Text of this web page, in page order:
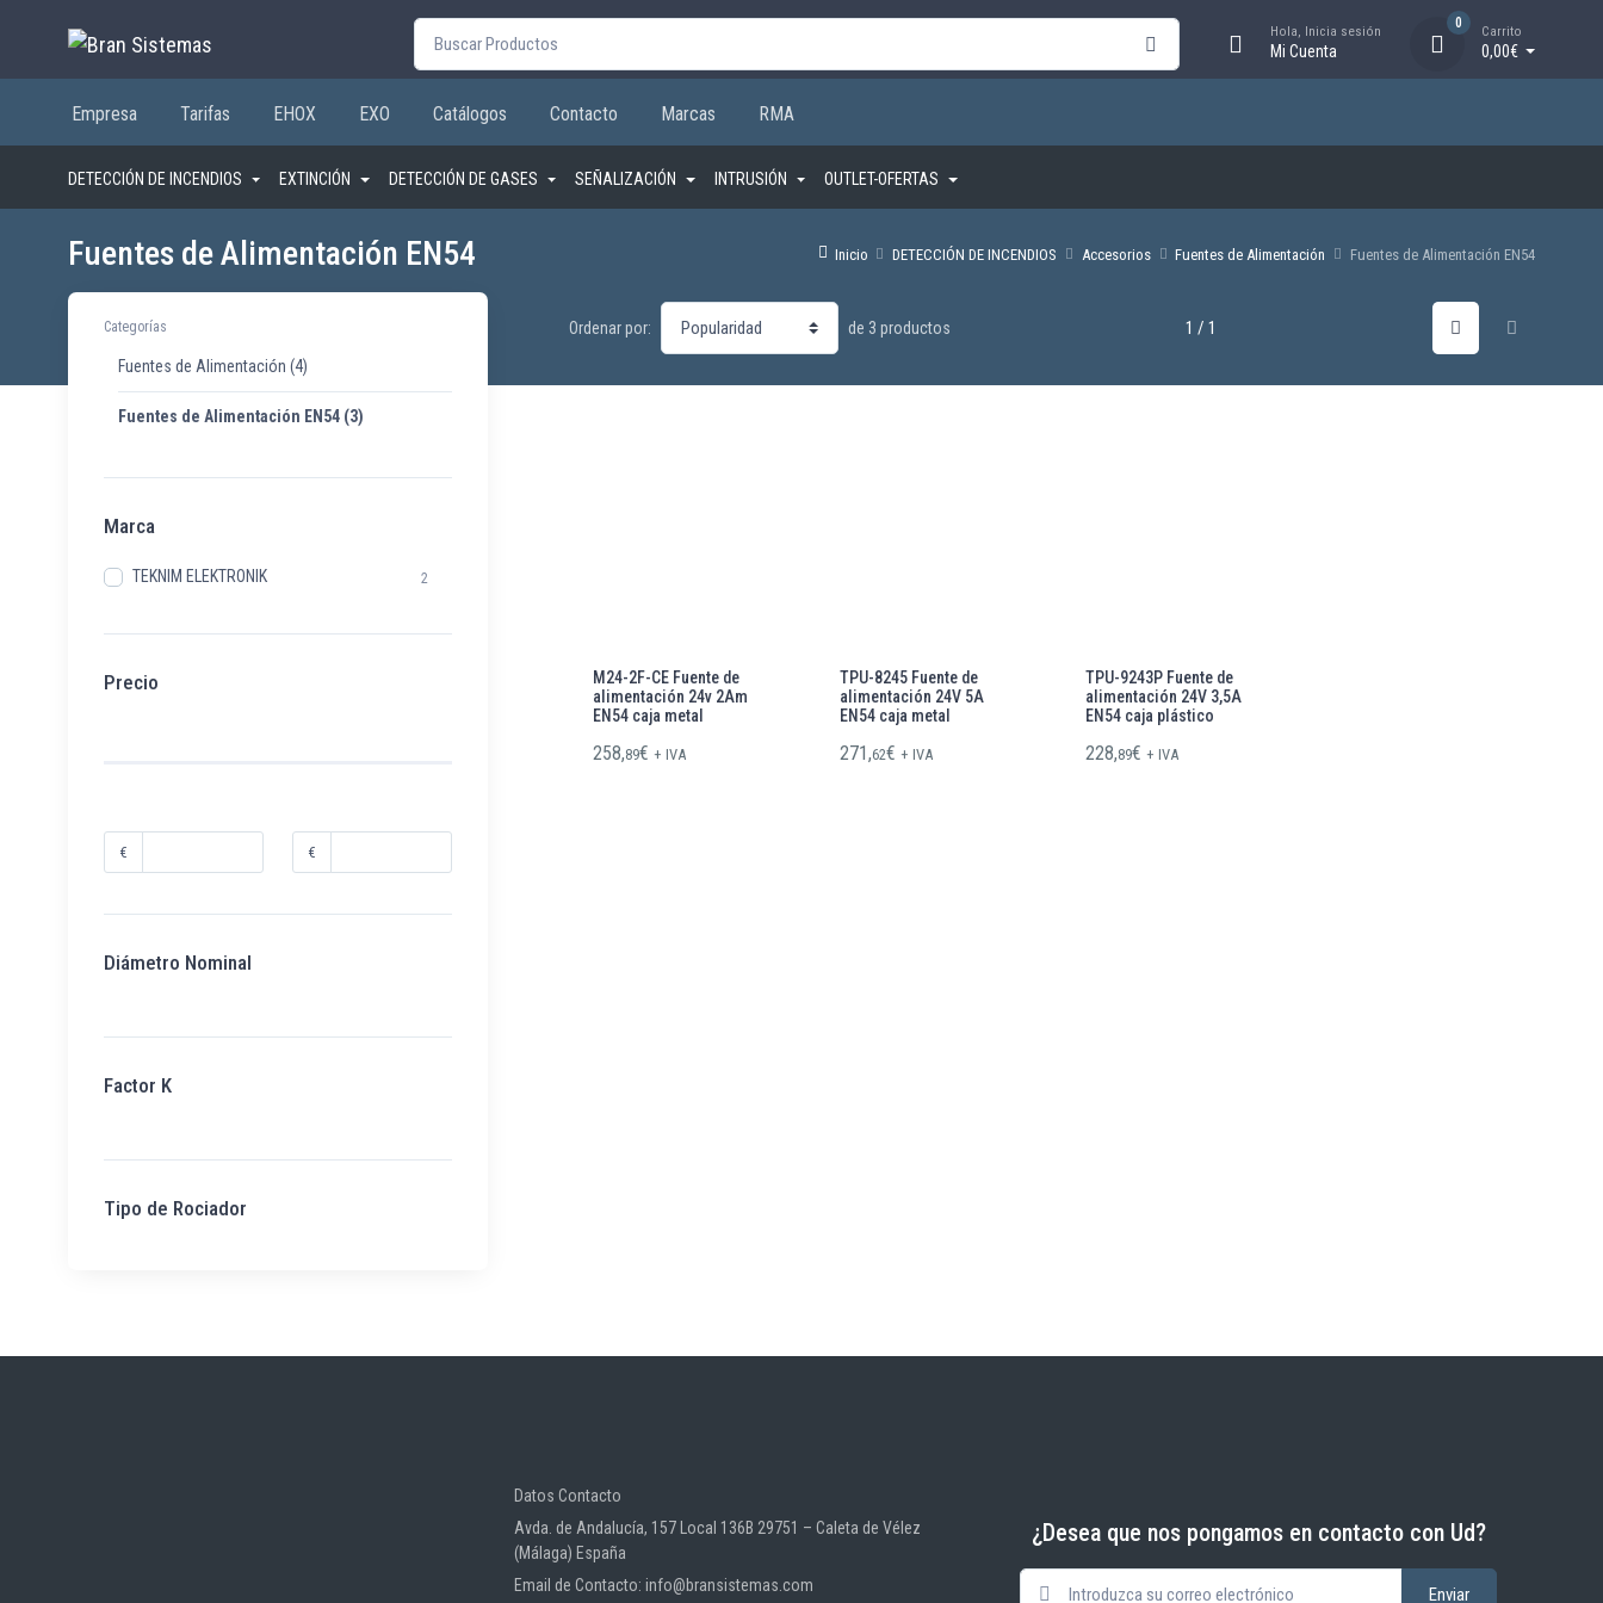
Buscar por: Hola, Inicia sesión
Mi Cuenta
0
Carrito
0,00€
Empresa Tarifas EHOX EXO Catálogos Contacto Marcas RMA
DETECCIÓN DE INCENDIOS EXTINCIÓN DETECCIÓN DE GASES SEÑALIZACIÓN INTRUSIÓN OUTLET-OFERTAS
Inicio DETECCIÓN DE INCENDIOS Accesorios Fuentes de Alimentación Fuentes de Alimentación EN54
Fuentes de Alimentación EN54
Ordenar por: de 3 productos 1 / 1
M24-2F-CE Fuente de
alimentación 24v 2Am
EN54 caja metal
258,89€ + IVA
TPU-8245 Fuente de
alimentación 24V 5A
EN54 caja metal
271,62€ + IVA
TPU-9243P Fuente de
alimentación 24V 3,5A
EN54 caja plástico
228,89€ + IVA
Categorías
Fuentes de Alimentación (4)
Fuentes de Alimentación EN54 (3)
Marca
TEKNIM ELEKTRONIK 2
Precio
€ €
Diámetro Nominal
Factor K
Tipo de Rociador
Datos Contacto
Avda. de Andalucía, 157 Local 136B 29751 – Caleta de Vélez
(Málaga) España
Email de Contacto: info@bransistemas.com
¿Desea que nos pongamos en contacto con Ud?